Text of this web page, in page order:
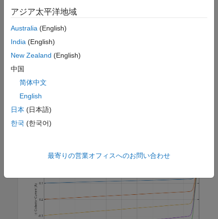
以下のプロットは、コレクター電流 (Ic) に対するコレクター-エ
ミッター電圧 (Vce) の特性を、さまざまなレベルのベース電流
(Ib) について示しています。
アジア太平洋地域
Australia (English)
India (English)
New Zealand (English)
中国
简体中文
English
日本 (日本語)
한국 (한국어)
最寄りの営業オフィスへのお問い合わせ